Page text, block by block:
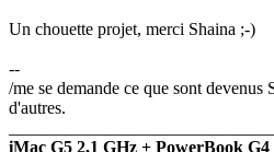
Un chouette projet, merci Shaina ;-)
--
/me se demande ce que sont
d'autres.
iMac G5 2,1 GHz + PowerBook